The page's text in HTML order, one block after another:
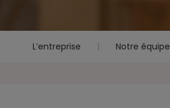
L’entreprise Notre équipe